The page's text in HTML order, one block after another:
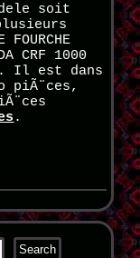
soit
CRF 1000
Il est dans
piÃ¨ces,
.